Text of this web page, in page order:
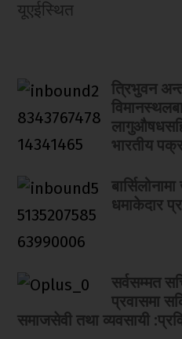
यूएईस्थित
त्रिभुवन
भारतीय
धमाकेदार
सर्वसम्मत
प्रवासमा
समाजसेवी तथा व्यवसायी